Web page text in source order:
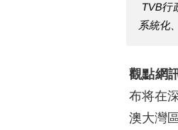
TVB行
系統化
觀點網
布将在
澳大灣